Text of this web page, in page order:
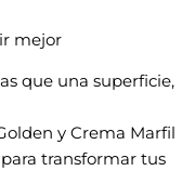
mejor
que una superficie,
y Crema Marfil
transformar tus